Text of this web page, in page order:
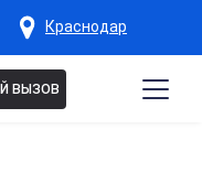
Краснодар
ВЫЗОВ